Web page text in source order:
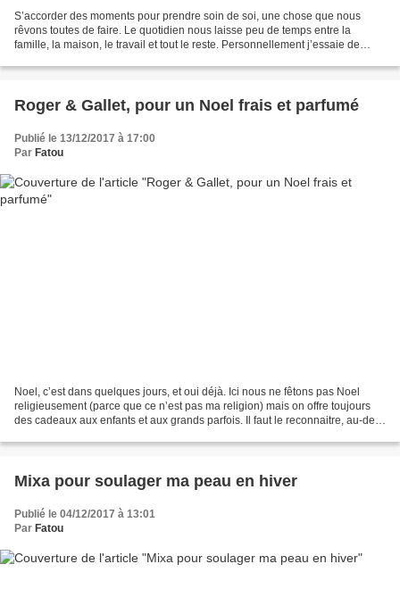
S’accorder des moments pour prendre soin de soi, une chose que nous
rêvons toutes de faire. Le quotidien nous laisse peu de temps entre la
famille, la maison, le travail et tout le reste. Personnellement j’essaie de
Roger & Gallet, pour un Noel frais et parfumé
Publié le 13/12/2017 à 17:00
Par Fatou
Noel, c’est dans quelques jours, et oui déjà. Ici nous ne fêtons pas Noel
religieusement (parce que ce n’est pas ma religion) mais on offre toujours
des cadeaux aux enfants et aux grands parfois. Il faut le reconnaitre, au-delà
Mixa pour soulager ma peau en hiver
Publié le 04/12/2017 à 13:01
Par Fatou